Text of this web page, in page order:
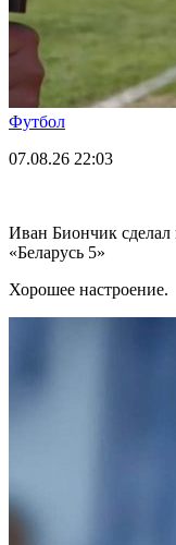
Футбол
07.08.26 22:03
Иван Биончик сделал
«Беларусь 5»
Хорошее настроение.